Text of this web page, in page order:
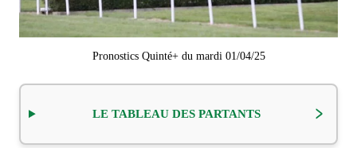
Pronostics Quinté+ du mardi 01/04/25
LE TABLEAU DES PARTANTS